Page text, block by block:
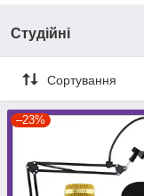
Студійні
Сортування
–23%